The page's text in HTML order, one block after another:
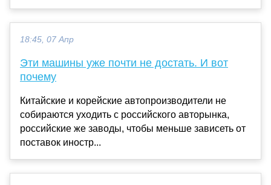
18:45, 07 Апр
Эти машины уже почти не достать. И вот
почему
Китайские и корейские автопроизводители не
собираются уходить с российского авторынка,
российские же заводы, чтобы меньше зависеть от
поставок иностр...